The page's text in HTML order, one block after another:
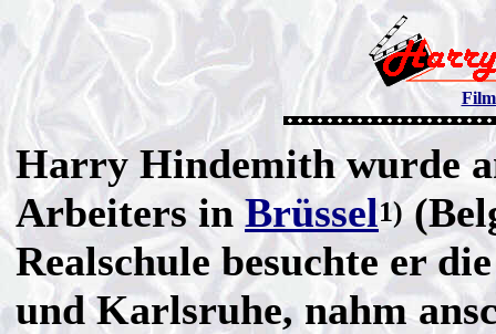
Harry Hindemith wurde
Arbeiters inBrüssel1)
Realschule besuchte er
und Karlsruhe, nahm